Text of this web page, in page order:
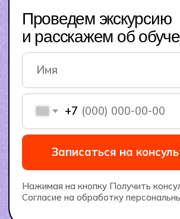
Записаться на экскурсию